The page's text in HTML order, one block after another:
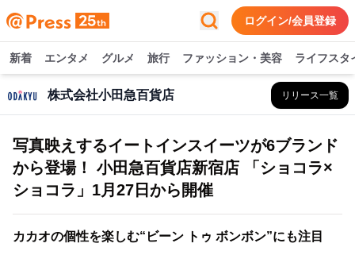
ログイン/会員登録
新着 エンタメ グルメ 旅行 ファッション・美容 ライフスタ
株式会社小田急百貨店 リリース一覧
写真映えするイートインスイーツが6ブランド
から登場！ 小田急百貨店新宿店 「ショコラ×
ショコラ」1月27日から開催
カカオの個性を楽しむ“ビーン トゥ ボンボン”にも注目